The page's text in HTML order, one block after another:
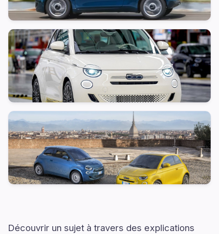
Découvrir un sujet à travers des explications